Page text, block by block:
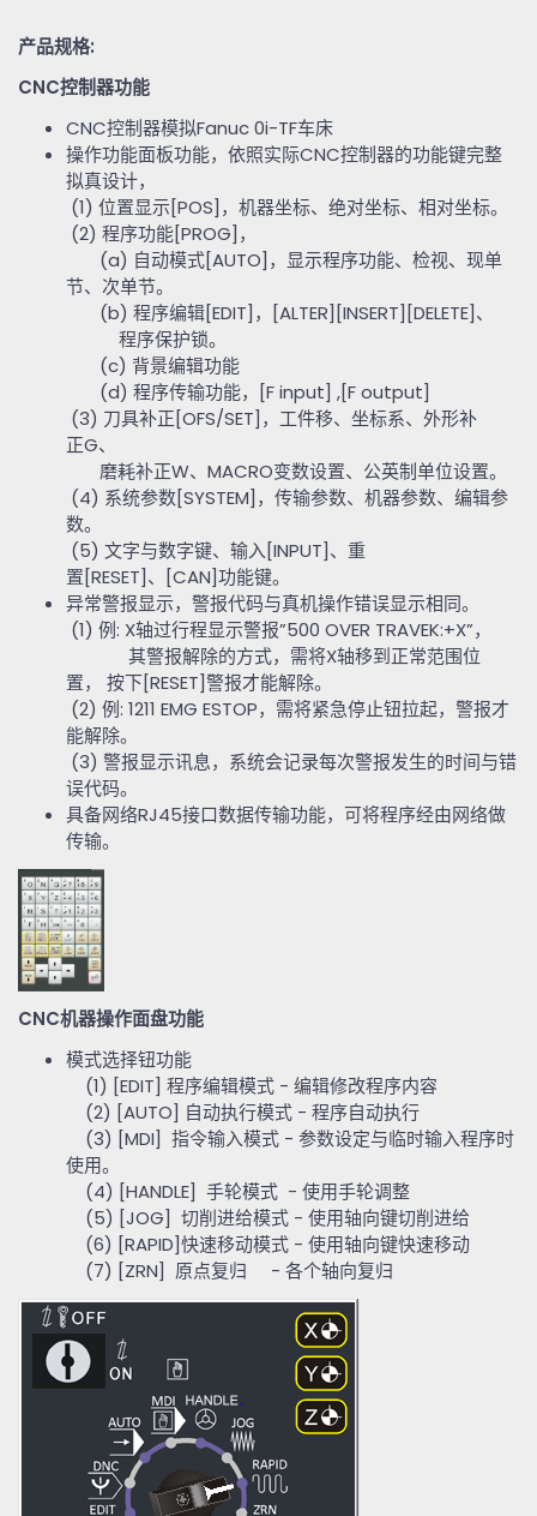
产品规格:
CNC控制器功能
CNC控制器模拟Fanuc 0i-TF车床
操作功能面板功能，依照实际CNC控制器的功能键完整
拟真设计，
(1) 位置显示[POS] ，机器坐标、绝对坐标、相对坐标。
(2) 程序功能[PROG] ，
(a) 自动模式[AUTO] ，显示程序功能、检视、现单
节、次单节。
(b) 程序编辑[EDIT] ， [ALTER][INSERT][DELETE]、
程序保护锁。
(c) 背景编辑功能
(d) 程序传输功能，
[F input] ,[F output]
(3) 刀具补正[OFS/SET] ，工件移、坐标系、外形补
正G、
磨耗补正W、 MACRO变数设置、公英制单位设置。
(4) 系统参数[SYSTEM] ，传输参数、机器参数、编辑参
数。
(5) 文字与数字键、输入[INPUT]、重
置[RESET]、 [CAN]功能键。
异常警报显示，警报代码与真机操作错误显示相同。
(1) 例: X轴过行程显示警报”500 OVER TRAVEK:+X”，
其警报解除的方式，需将X轴移到正常范围位
置， 按下[RESET]警报才能解除。
(2) 例: 1211 EMG ESTOP，需将紧急停止钮拉起，警报才
能解除。
(3) 警报显示讯息，系统会记录每次警报发生的时间与错
误代码。
具备网络RJ45接口数据传输功能，可将程序经由网络做
传输。
CNC机器操作面盘功能
模式选择钮功能
(1) [EDIT] 程序编辑模式 - 编辑修改程序内容
(2) [AUTO] 自动执行模式 - 程序自动执行
(3) [MDI] 指令输入模式 - 参数设定与临时输入程序时
使用。
(4) [HANDLE] 手轮模式 - 使用手轮调整
(5) [JOG] 切削进给模式 - 使用轴向键切削进给
(6) [RAPID]快速移动模式 - 使用轴向键快速移动
(7) [ZRN] 原点复归 - 各个轴向复归